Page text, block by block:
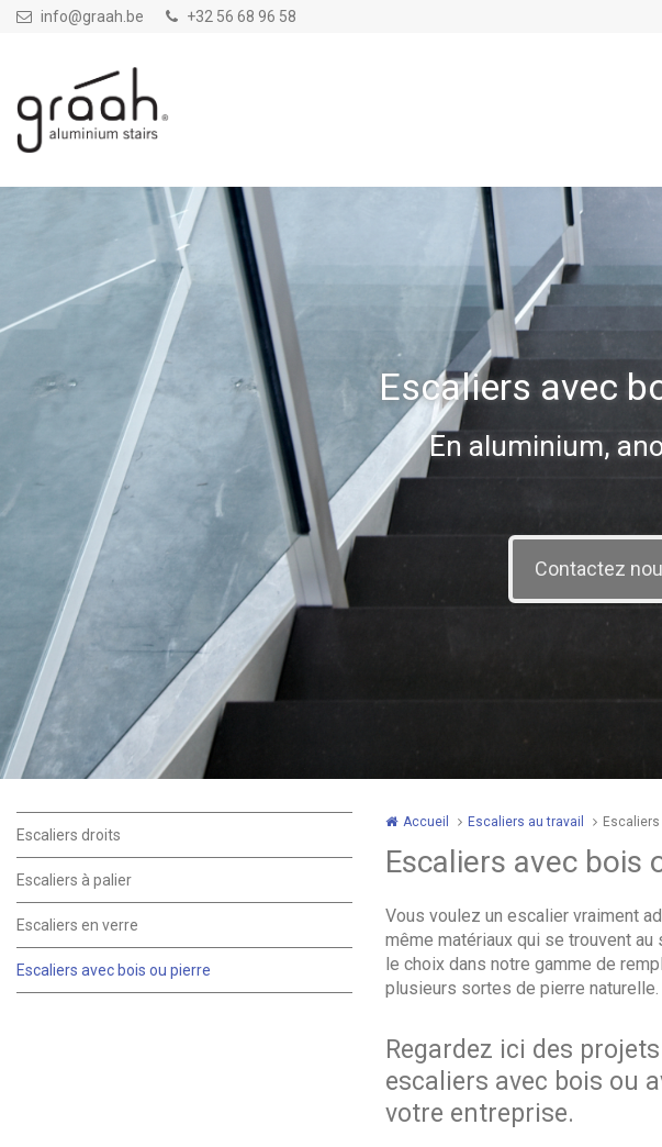
Aller au contenu principal
info@graah.be +32 56 68 96 58
Escaliers avec
En aluminium,
Escaliers droits
Escaliers à palier
Escaliers en verre
Escaliers avec bois ou pierre
Accueil Escaliers au travail
Escaliers avec bois
Vous voulez un escalier vraiment
même matériaux qui se trouvent
le choix dans notre gamme de
plusieurs sortes de pierre naturelle.
Regardez ici des
escaliers avec bois ou
votre entreprise.